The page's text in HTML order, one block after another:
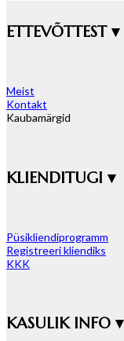
ETTEVÕTTEST ▾
Meist
Kontakt
Kaubamärgid
KLIENDITUGI ▾
Püsikliendiprogramm
Registreeri kliendiks
KKK
KASULIK INFO ▾